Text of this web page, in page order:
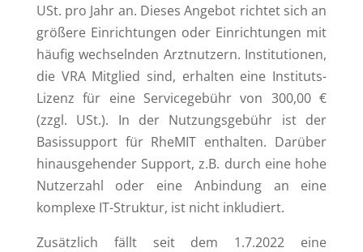
USt. pro Jahr an. Dieses Angebot richtet sich an
größere Einrichtungen oder Einrichtungen mit
häufig wechselnden Arztnutzern. Institutionen,
die VRA Mitglied sind, erhalten eine Instituts-
Lizenz für eine Servicegebühr von 300,00 €
(zzgl. USt.). In der Nutzungsgebühr ist der
Basissupport für RheMIT enthalten. Darüber
hinausgehender Support, z.B. durch eine hohe
Nutzerzahl oder eine Anbindung an eine
komplexe IT-Struktur, ist nicht inkludiert.
Zusätzlich fällt seit dem 1.7.2022 eine